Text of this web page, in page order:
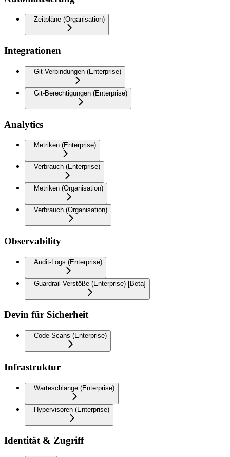
Zeitpläne (Organisation)
Integrationen
Git-Verbindungen (Enterprise)
Git-Berechtigungen (Enterprise)
Analytics
Metriken (Enterprise)
Verbrauch (Enterprise)
Metriken (Organisation)
Verbrauch (Organisation)
Observability
Audit-Logs (Enterprise)
Guardrail-Verstöße (Enterprise) [Beta]
Devin für Sicherheit
Code-Scans (Enterprise)
Infrastruktur
Warteschlange (Enterprise)
Hypervisoren (Enterprise)
Identität & Zugriff